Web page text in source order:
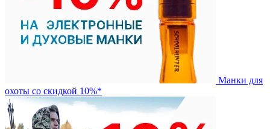
Манки для
охоты со скидкой 10%*